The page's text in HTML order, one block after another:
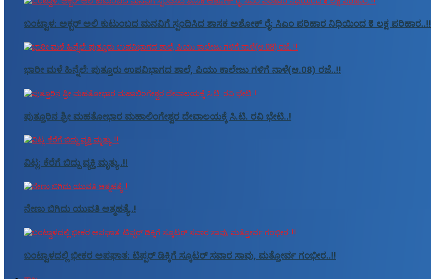
ಬಂಟ್ವಾಳ: ಅಕ್ಬರ್ ಅಲಿ ಕುಟುಂಬದ ಮನವಿಗೆ ಸ್ಪಂದಿಸಿದ ಶಾಸಕ ಅಶೋಕ್ ರೈ: ಸಿಎಂ ಪರಿಹಾರ ನಿಧಿಯಿಂದ ₹3 ಲಕ್ಷ ಪರಿಹಾರ..!!
ಭಾರೀ ಮಳೆ ಹಿನ್ನೆಲೆ: ಪುತ್ತೂರು ಉಪವಿಭಾಗದ ಶಾಲೆ, ಪಿಯು ಕಾಲೇಜು ಗಳಿಗೆ ನಾಳೆ(ಆ.08) ರಜೆ..!!
ಪುತ್ತೂರಿನ ಶ್ರೀ ಮಹತೋಭಾರ ಮಹಾಲಿಂಗೇಶ್ವರ ದೇವಾಲಯಕ್ಕೆ ಸಿ.ಟಿ. ರವಿ ಭೇಟಿ..!
ವಿಟ್ಲ: ಕೆರೆಗೆ ಬಿದ್ದು ವ್ಯಕ್ತಿ ಮೃತ್ಯು..!!
ನೇಣು ಬಿಗಿದು ಯುವತಿ ಆತ್ಮಹತ್ಯೆ..!
ಬಂಟ್ವಾಳದಲ್ಲಿ ಭೀಕರ ಅಪಘಾತ: ಟಿಪ್ಪರ್ ಡಿಕ್ಕಿಗೆ ಸ್ಕೂಟರ್ ಸವಾರ ಸಾವು, ಮತ್ತೋರ್ವ ಗಂಭೀರ..!!